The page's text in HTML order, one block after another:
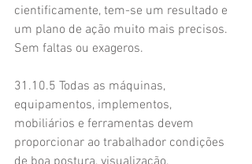
cientificamente, tem-se um resultado e
um plano de ação muito mais precisos.
Sem faltas ou exageros.
31.10.5 Todas as máquinas,
equipamentos, implementos,
mobiliários e ferramentas devem
proporcionar ao trabalhador condições